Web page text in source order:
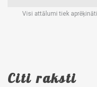
Visi attālumi tiek
Citi raksti